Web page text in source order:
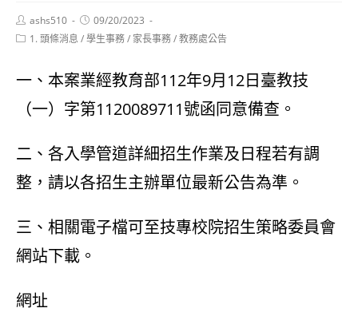
Post
author:
ashs510
Post
published:
09/20/2023
Post1. 頭條消息 /學生事務/ 家長事務/教務處公告
一、本案業經教育部112年9月12日臺教技
（一）字第1120089711號函同意備查。
二、各入學管道詳細招生作業及日程若有調
整，請以各招生主辦單位最新公告為準。
三、相關電子檔可至技專校院招生策略委員會
網站下載。
網址